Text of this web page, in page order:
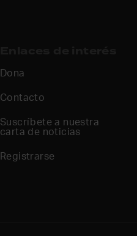
Dona
Contacto
Suscríbete a nuestra
carta de noticias
Registrarse